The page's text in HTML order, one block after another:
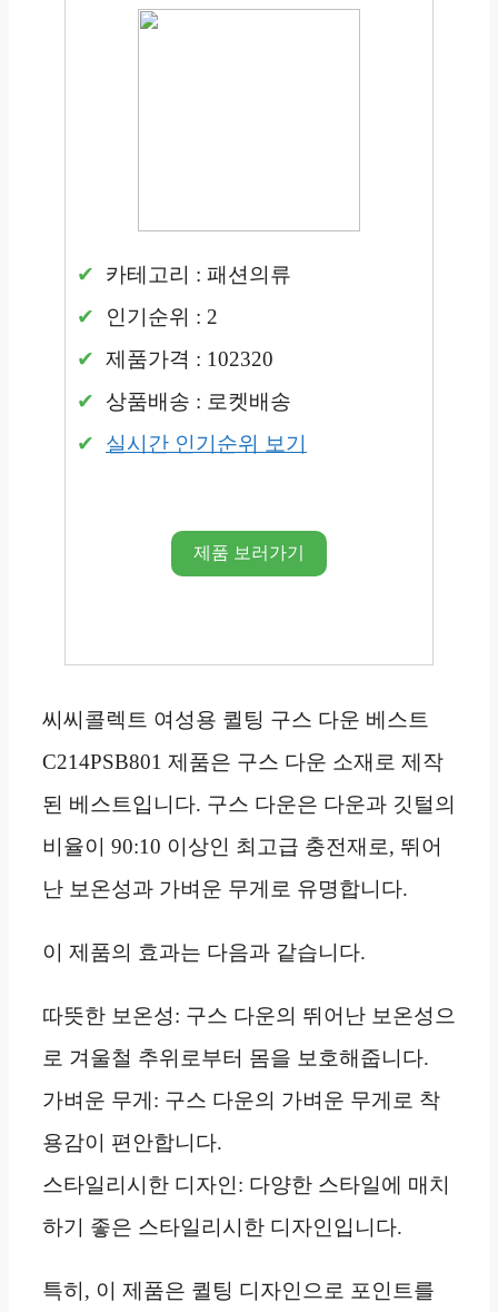
카테고리 : 패션의류
인기순위 : 2
제품가격 : 102320
상품배송 : 로켓배송
실시간 인기순위 보기
제품 보러가기
씨씨콜렉트 여성용 퀼팅 구스 다운 베스트
C214PSB801 제품은 구스 다운 소재로 제작
된 베스트입니다. 구스 다운은 다운과 깃털의
비율이 90:10 이상인 최고급 충전재로, 뛰어
난 보온성과 가벼운 무게로 유명합니다.
이 제품의 효과는 다음과 같습니다.
따뜻한 보온성: 구스 다운의 뛰어난 보온성으
로 겨울철 추위로부터 몸을 보호해줍니다.
가벼운 무게: 구스 다운의 가벼운 무게로 착
용감이 편안합니다.
스타일리시한 디자인: 다양한 스타일에 매치
하기 좋은 스타일리시한 디자인입니다.
특히, 이 제품은 퀼팅 디자인으로 포인트를